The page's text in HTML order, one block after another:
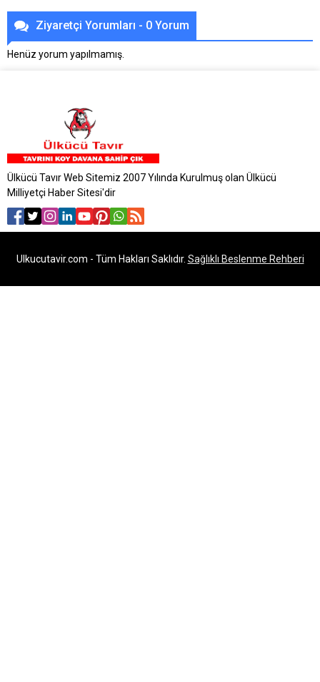
Ziyaretçi Yorumları - 0 Yorum
Henüz yorum yapılmamış.
Ülkücü Tavır Web Sitemiz 2007 Yılında Kurulmuş olan Ülkücü
Milliyetçi Haber Sitesi'dir
Ulkucutavir.com - Tüm Hakları Saklıdır. Sağlıklı Beslenme Rehberi